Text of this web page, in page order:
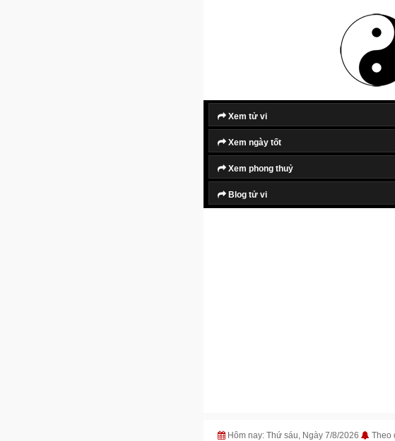
Xem tử vi
Xem ngày tốt
Xem phong thuỷ
Blog tử vi
Hôm nay: Thứ sáu, Ngày 7/8/2026 Theo